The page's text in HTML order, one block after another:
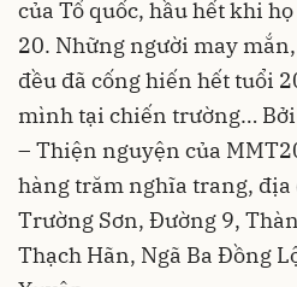
của Tổ quốc, hầu hết khi
20. Những người may
đều đã cống hiến hết tuổi
mình tại chiến trường…
– Thiện nguyện của
hàng trăm nghĩa trang,
Trường Sơn, Đường 9,
Thạch Hãn, Ngã Ba Đồng